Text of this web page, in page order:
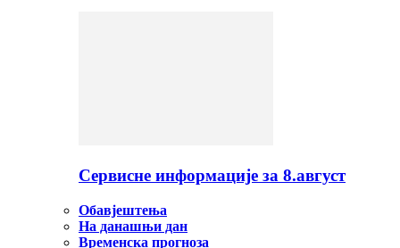
Сервисне информације за 8.август
Обавјештења
На данашњи дан
Временска прогноза